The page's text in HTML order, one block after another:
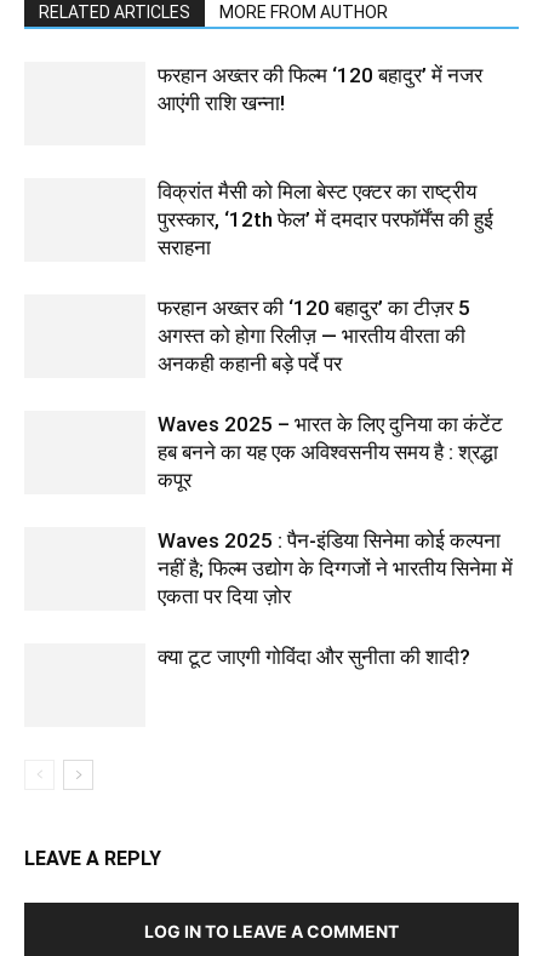
RELATED ARTICLES MORE FROM AUTHOR
फरहान अख्तर की फिल्म ‘120 बहादुर’ में नजर
आएंगी राशि खन्ना!
विक्रांत मैसी को मिला बेस्ट एक्टर का राष्ट्रीय
पुरस्कार, ‘12th फेल’ में दमदार परफॉर्मेंस की हुई
सराहना
फरहान अख्तर की ‘120 बहादुर’ का टीज़र 5
अगस्त को होगा रिलीज़ — भारतीय वीरता की
अनकही कहानी बड़े पर्दे पर
Waves 2025 – भारत के लिए दुनिया का कंटेंट
हब बनने का यह एक अविश्वसनीय समय है : श्रद्धा
कपूर
Waves 2025 : पैन-इंडिया सिनेमा कोई कल्पना
नहीं है; फिल्म उद्योग के दिग्गजों ने भारतीय सिनेमा में
एकता पर दिया ज़ोर
क्या टूट जाएगी गोविंदा और सुनीता की शादी?
LEAVE A REPLY
LOG IN TO LEAVE A COMMENT